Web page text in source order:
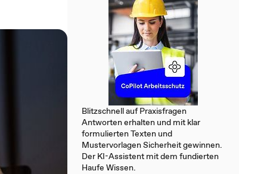
Blitzschnell auf Praxisfragen
Antworten erhalten und mit klar
formulierten Texten und
Mustervorlagen Sicherheit gewinnen.
Der KI-Assistent mit dem fundierten
Haufe Wissen.